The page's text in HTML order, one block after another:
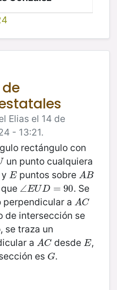
de
Elias el 14 de
- 13:21.
rectángulo con
un punto cualquiera
E
E puntos sobre AB
AB
∠EUD = 90
∠EUD= 90
. Se
perpendicular a AC
AC
de intersección se
se traza un
a AC
AC desde E
E ,
es G
G.